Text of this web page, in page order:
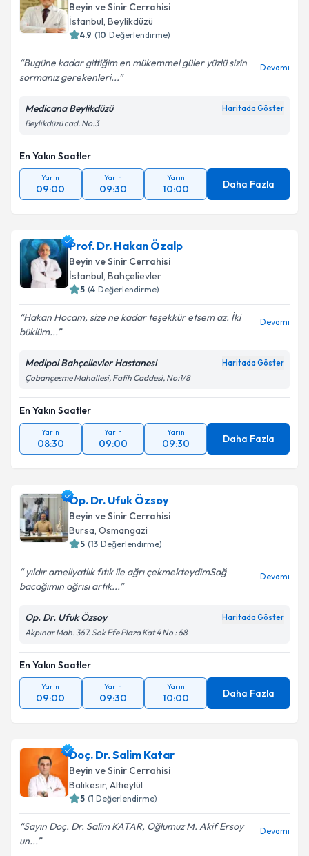
Beyin ve Sinir Cerrahisi
İstanbul, Beylikdüzü
4.9 (10 Değerlendirme)
Bugüne kadar gittiğim en mükemmel güler yüzlü sizin
sormanız gerekenleri...
Devamı
Medicana Beylikdüzü Haritada Göster
Beylikdüzü cad. No:3
En Yakın Saatler
Yarın
09:00
Yarın
09:30
Yarın
10:00 Daha Fazla
Prof. Dr. Hakan Özalp
Beyin ve Sinir Cerrahisi
İstanbul, Bahçelievler
5 (4 Değerlendirme)
Hakan Hocam, size ne kadar teşekkür etsem az. İki
büklüm...
Devamı
Medipol Bahçelievler Hastanesi Haritada Göster
Çobançesme Mahallesi, Fatih Caddesi, No:1/8
En Yakın Saatler
Yarın
08:30
Yarın
09:00
Yarın
09:30 Daha Fazla
Op. Dr. Ufuk Özsoy
Beyin ve Sinir Cerrahisi
Bursa, Osmangazi
5 (13 Değerlendirme)
yıldır ameliyatlık fıtık ile ağrı çekmekteydimSağ
bacağımın ağrısı artık...
Devamı
Op. Dr. Ufuk Özsoy Haritada Göster
Akpınar Mah. 367. Sok Efe Plaza Kat 4 No : 68
En Yakın Saatler
Yarın
09:00
Yarın
09:30
Yarın
10:00 Daha Fazla
Doç. Dr. Salim Katar
Beyin ve Sinir Cerrahisi
Balıkesir, Altıeylül
5 (1 Değerlendirme)
Sayın Doç. Dr. Salim KATAR, Oğlumuz M. Akif Ersoy
un...
Devamı